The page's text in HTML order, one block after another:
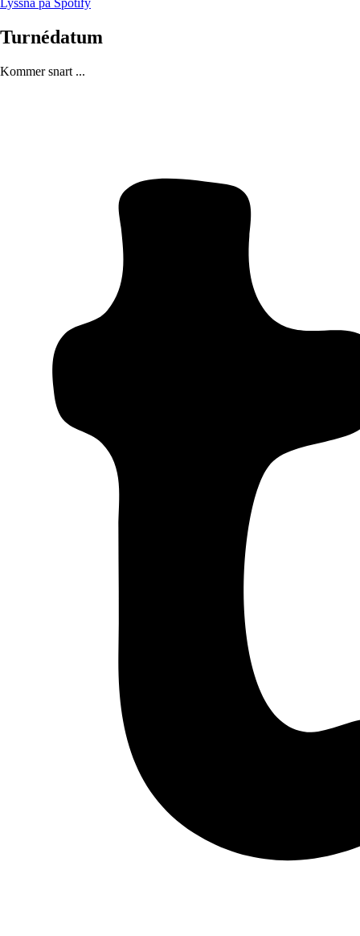
Lyssna på Spotify
Turnédatum
Kommer snart ...